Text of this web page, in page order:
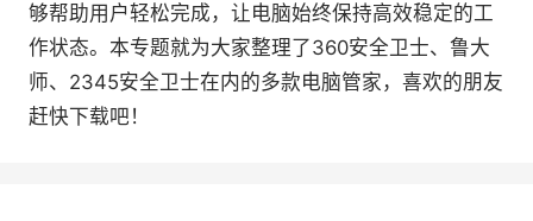
够帮助用户轻松完成，让电脑始终保持高效稳定的工
作状态。本专题就为大家整理了360安全卫士、鲁大
师、2345安全卫士在内的多款电脑管家，喜欢的朋友
赶快下载吧！